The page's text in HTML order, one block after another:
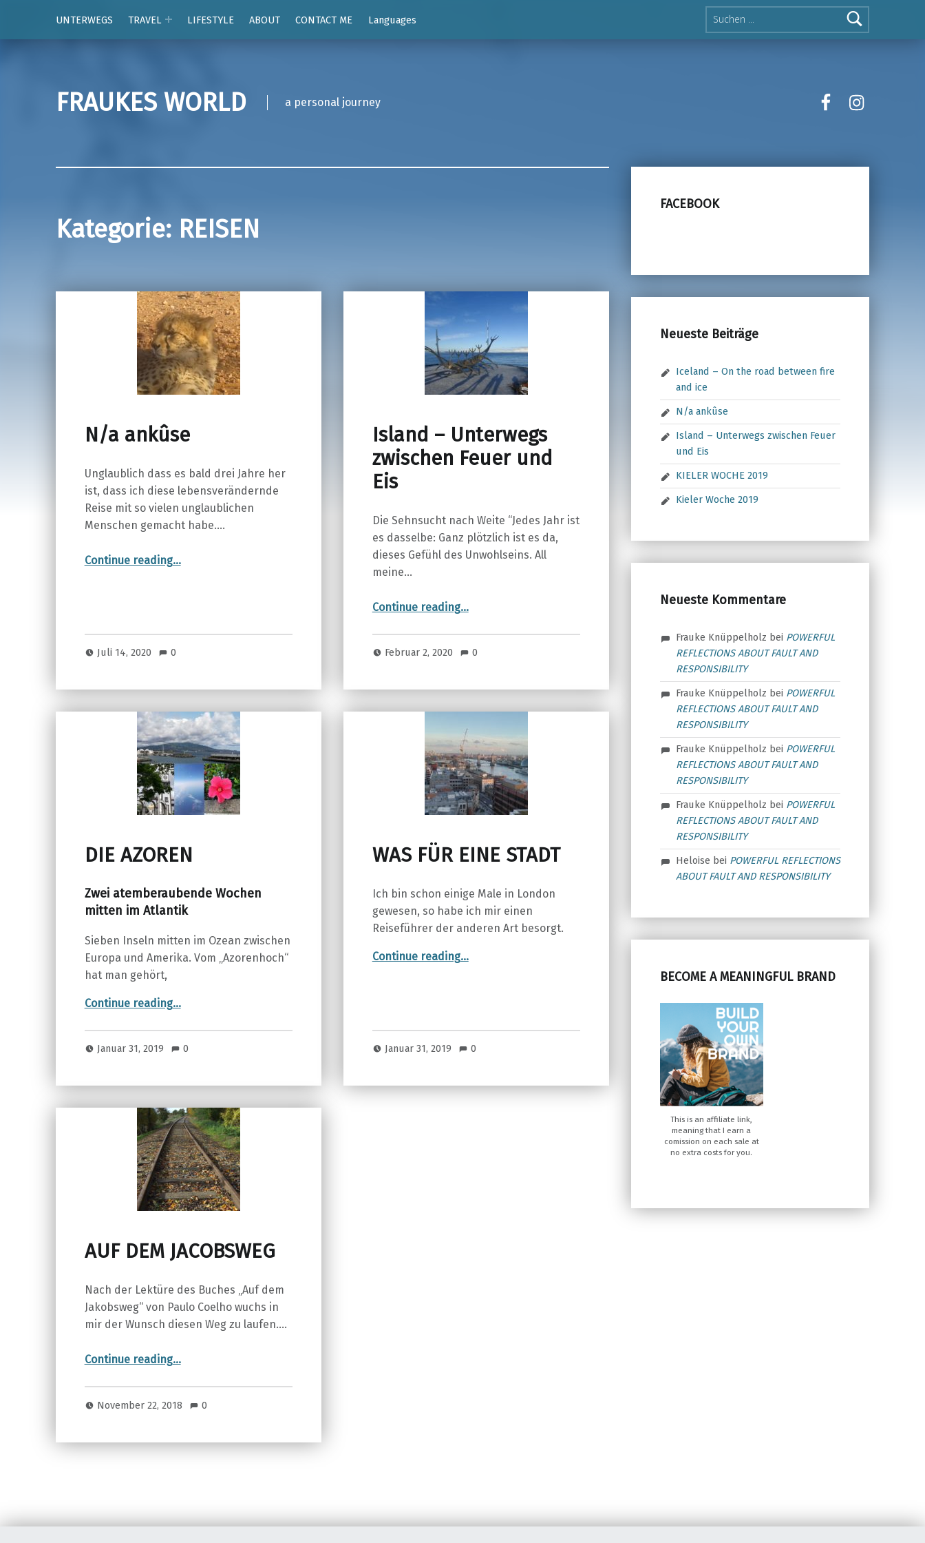
Suche nach:
UNTERWEGS
TRAVEL LIFESTYLE ABOUT CONTACT ME Languages
FRAUKES WORLD a personal journey
facebook
Kategorie: REISEN
N/a ankûse
Unglaublich dass es bald drei Jahre her
ist, dass ich diese lebensverändernde
Reise mit so vielen unglaublichen
Menschen gemacht habe.…
Continue reading…
Juli 14, 2020 0
Island – Unterwegs
zwischen Feuer und
Eis
Die Sehnsucht nach Weite “Jedes Jahr ist
es dasselbe: Ganz plötzlich ist es da,
dieses Gefühl des Unwohlseins. All
meine…
Continue reading“Island – Unterwegs zwischen Feuer und Eis”
…
Februar 2, 2020 0
DIE AZOREN
Zwei atemberaubende Wochen
mitten im Atlantik
Sieben Inseln mitten im Ozean zwischen
Europa und Amerika. Vom „Azorenhoch“
hat man gehört,
Continue reading…
Januar 31, 2019 0
WAS FÜR EINE STADT
Ich bin schon einige Male in London
gewesen, so habe ich mir einen
Reiseführer der anderen Art besorgt.
Continue reading
“WAS FÜR EINE STADT”
…
Januar 31, 2019 0
AUF DEM JACOBSWEG
Nach der Lektüre des Buches „Auf dem
Jakobsweg“ von Paulo Coelho wuchs in
mir der Wunsch diesen Weg zu laufen.…
Continue reading…
November 22, 2018 0
FACEBOOK
Neueste Beiträge
Iceland – On the road between fire
and ice
N/a ankûse
Island – Unterwegs zwischen Feuer
und Eis
KIELER WOCHE 2019
Kieler Woche 2019
Neueste Kommentare
Frauke Knüppelholz bei POWERFUL
REFLECTIONS ABOUT FAULT AND
RESPONSIBILITY
Frauke Knüppelholz bei POWERFUL
REFLECTIONS ABOUT FAULT AND
RESPONSIBILITY
Frauke Knüppelholz bei POWERFUL
REFLECTIONS ABOUT FAULT AND
RESPONSIBILITY
Frauke Knüppelholz bei POWERFUL
REFLECTIONS ABOUT FAULT AND
RESPONSIBILITY
Heloise bei POWERFUL REFLECTIONS
ABOUT FAULT AND RESPONSIBILITY
BECOME A MEANINGFUL BRAND
This is an affiliate link,
meaning that I earn a
comission on each sale at
no extra costs for you.